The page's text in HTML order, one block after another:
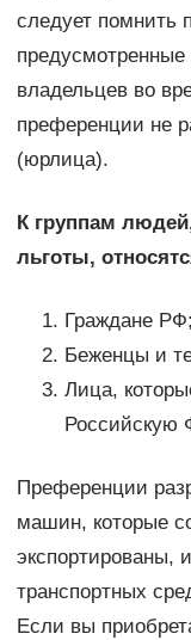
следует помнить
предусмотренные
владельцев во
преференции не
(юрлица).
К группам
льготы,
Граждане РФ;
Беженцы и
Лица,
Российскую
Преференции
машин, которые
экспортированы,
транспортных
Если вы